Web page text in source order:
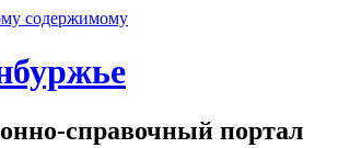
содержимому
справочный портал